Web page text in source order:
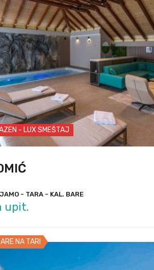
- LUX SMEŠTAJ
- TARA - KAL. BARE
upit.
NA TARI